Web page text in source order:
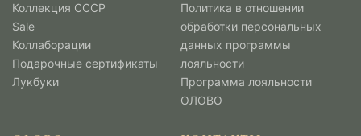
Коллекция СССР
Sale
Коллаборации
Подарочные сертификаты
Лукбуки
Политика в отношении
обработки персональных
данных программы
лояльности
Программа лояльности
ОЛОВО